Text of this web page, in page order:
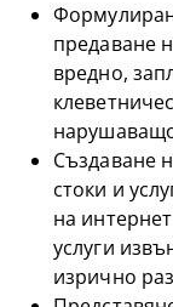
предаване
вредно,
Създаване
стоки и
на
услуги
изрично